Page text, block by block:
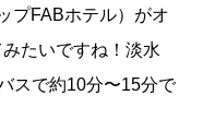
プFABホテル）がオ
たいですね！淡水
スで約10分〜15分で